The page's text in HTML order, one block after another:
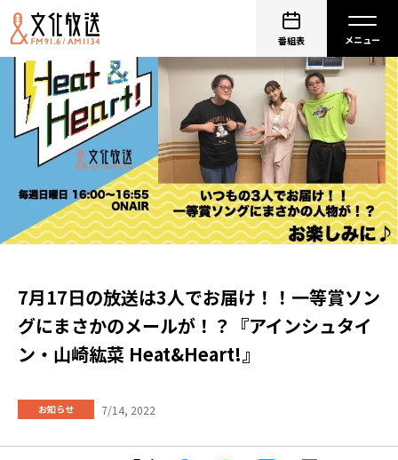
番組表
7月17日の放送は3人でお届け！！一等賞ソン
グにまさかのメールが！？『アインシュタイ
ン・山崎紘菜 Heat&Heart!』
お知らせ 7/14, 2022